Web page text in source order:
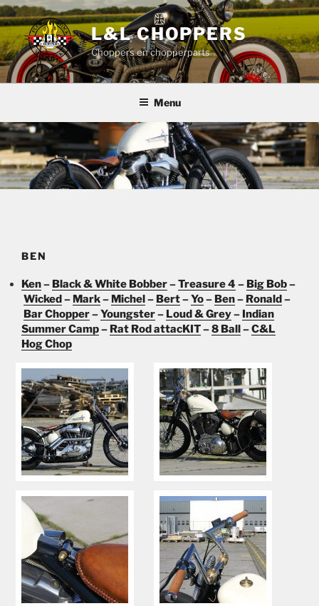
Ga
naar
de
inhoud
L&L CHOPPERS
Choppers en chopperparts
Menu
BEN
Ken– Black & White Bobber–Treasure 4 – Big Bob–
Wicked – Mark– Michel – Bert–Yo– Ben– Ronald –
Bar Chopper–Youngster– Loud & Grey– Indian
Summer Camp– Rat Rod attacKIT–8 Ball –C&L
Hog Chop